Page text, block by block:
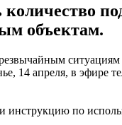
объектам.
14 апреля, в
по